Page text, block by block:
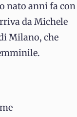
nato anni fa con
da Michele
Milano, che